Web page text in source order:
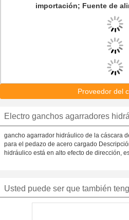
importación; Fuente de
Proveedor del
Electro ganchos agarradores
gancho agarrador hidráulico de la cáscara
para el pedazo de acero cargado
hidráulico está en alto efecto de dirección,
Usted puede ser que también